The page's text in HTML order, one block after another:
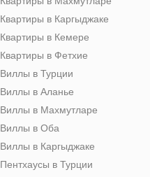
Квартиры в Каргыджаке
Квартиры в Кемере
Квартиры в Фетхие
Виллы в Турции
Виллы в Аланье
Виллы в Махмутларе
Виллы в Оба
Виллы в Каргыджаке
Пентхаусы в Турции